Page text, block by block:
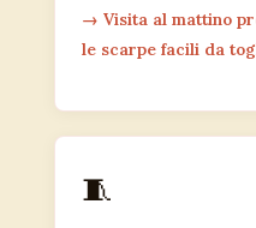
→ Visita al mattino
le scarpe facili da
🧵